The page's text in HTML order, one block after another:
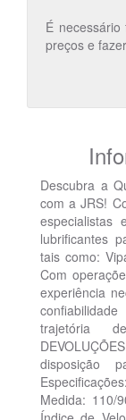
É
preços e
Descubra a
com a JRS!
especialistas
lubrificantes
tais como:
Com
experiência
trajetória
disposição
Medida: